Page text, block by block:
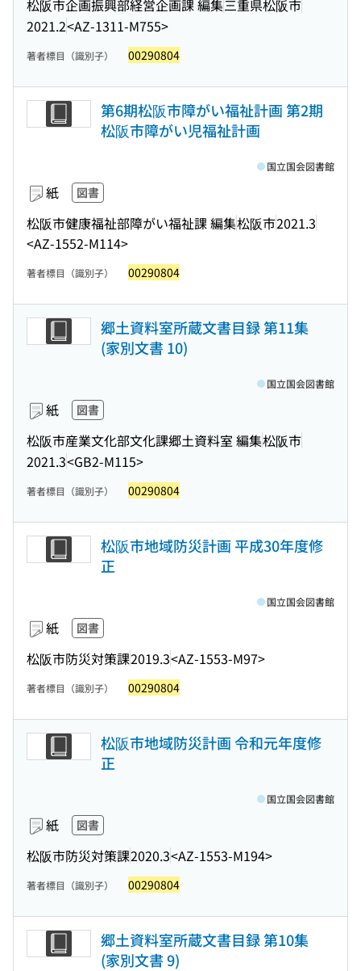
松阪市企画振興部経営企画課 編集三重県松阪市
2021.2<AZ-1311-M755>
著者標目（識別子） 00290804
第6期松阪市障がい福祉計画 第2期
松阪市障がい児福祉計画
紙 図書
松阪市健康福祉部障がい福祉課 編集松阪市2021.3
<AZ-1552-M114>
国立国会図書館
著者標目（識別子） 00290804
郷土資料室所蔵文書目録 第11集
(家別文書 10)
紙 図書
松阪市産業文化部文化課郷土資料室 編集松阪市
2021.3<GB2-M115>
国立国会図書館
著者標目（識別子） 00290804
松阪市地域防災計画 平成30年度修
正
紙 図書
松阪市防災対策課2019.3<AZ-1553-M97>
国立国会図書館
著者標目（識別子） 00290804
松阪市地域防災計画 令和元年度修
正
紙 図書
松阪市防災対策課2020.3<AZ-1553-M194>
国立国会図書館
著者標目（識別子） 00290804
郷土資料室所蔵文書目録 第10集
(家別文書 9)